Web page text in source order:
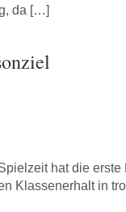
da […]
hat die erste
Klassenerhalt in